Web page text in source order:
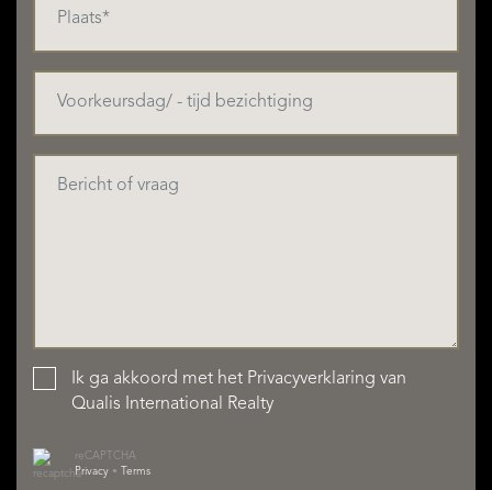
Ik ga akkoord met het Privacyverklaring van
Qualis International Realty
reCAPTCHA
Privacy • Terms